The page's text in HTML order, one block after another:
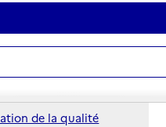
de la qualité